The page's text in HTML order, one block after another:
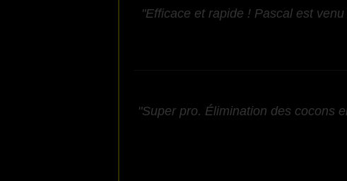
"Efficace et rapide ! Pascal est
"Super pro. Élimination des cocons